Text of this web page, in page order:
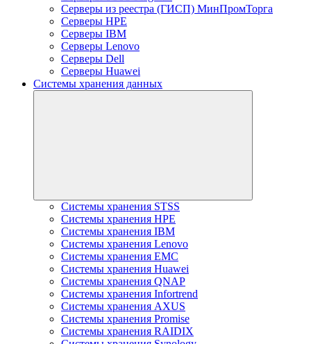
Серверы из реестра (ГИСП) МинПромТорга
Серверы HPE
Серверы IBM
Серверы Lenovo
Серверы Dell
Серверы Huawei
Системы хранения данных
Системы хранения STSS
Системы хранения HPE
Системы хранения IBM
Системы хранения Lenovo
Системы хранения EMC
Системы хранения Huawei
Системы хранения QNAP
Системы хранения Infortrend
Системы хранения AXUS
Системы хранения Promise
Системы хранения RAIDIX